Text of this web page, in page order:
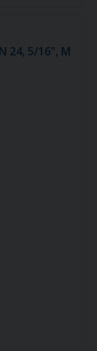
24, 5/16", M